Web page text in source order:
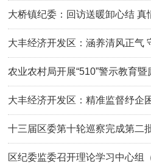
大桥镇纪委：回访送暖卸心结 真
大丰经济开发区：涵养清风正气
农业农村局开展“510”警示教育
大丰经济开发区：精准监督纾企困
十三届区委第十轮巡察完成第二
区纪委监委召开理论学习中心组（扩大）学